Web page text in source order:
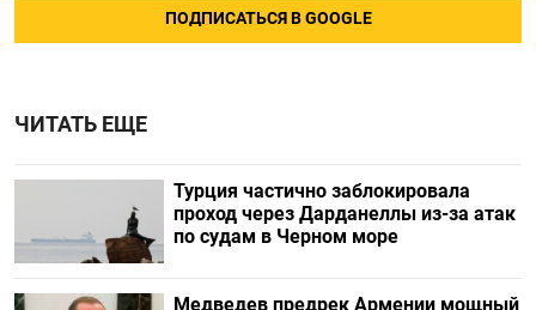
ПОДПИСАТЬСЯ В GOOGLE
ЧИТАТЬ ЕЩЕ
Турция частично заблокировала
проход через Дарданеллы из-за атак
по судам в Черном море
Медведев предрек Армении мощный